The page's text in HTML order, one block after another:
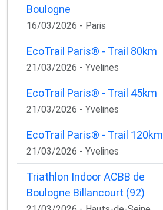
Boulogne
16/03/2026 - Paris
EcoTrail Paris® - Trail 80km
21/03/2026 - Yvelines
EcoTrail Paris® - Trail 45km
21/03/2026 - Yvelines
EcoTrail Paris® - Trail 120km
21/03/2026 - Yvelines
Triathlon Indoor ACBB de
Boulogne Billancourt (92)